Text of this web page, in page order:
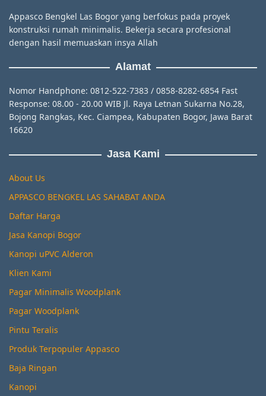
Appasco Bengkel Las Bogor yang berfokus pada proyek
konstruksi rumah minimalis. Bekerja secara profesional
dengan hasil memuaskan insya Allah
Alamat
Nomor Handphone: 0812-522-7383 / 0858-8282-6854 Fast
Response: 08.00 - 20.00 WIB Jl. Raya Letnan Sukarna No.28,
Bojong Rangkas, Kec. Ciampea, Kabupaten Bogor, Jawa Barat
16620
Jasa Kami
About Us
APPASCO BENGKEL LAS SAHABAT ANDA
Daftar Harga
Jasa Kanopi Bogor
Kanopi uPVC Alderon
Klien Kami
Pagar Minimalis Woodplank
Pagar Woodplank
Pintu Teralis
Produk Terpopuler Appasco
Baja Ringan
Kanopi